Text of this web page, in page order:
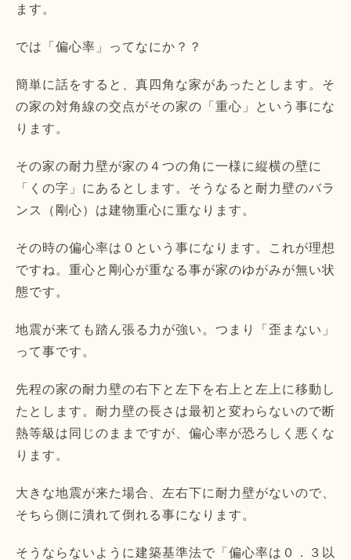
ます。
では「偏心率」ってなにか？？
簡単に話をすると、真四角な家があったとします。そ
の家の対角線の交点がその家の「重心」という事にな
ります。
その家の耐力壁が家の４つの角に一様に縦横の壁に
「くの字」にあるとします。そうなると耐力壁のバラ
ンス（剛心）は建物重心に重なります。
その時の偏心率は０という事になります。これが理想
ですね。重心と剛心が重なる事が家のゆがみが無い状
態です。
地震が来ても踏ん張る力が強い。つまり「歪まない」
って事です。
先程の家の耐力壁の右下と左下を右上と左上に移動し
たとします。耐力壁の長さは最初と変わらないので断
熱等級は同じのままですが、偏心率が恐ろしく悪くな
ります。
大きな地震が来た場合、左右下に耐力壁がないので、
そちら側に潰れて倒れる事になります。
そうならないように建築基準法で「偏心率は０．３以